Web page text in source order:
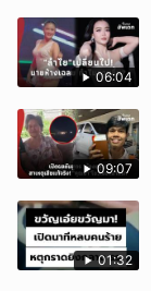
06:04
09:07
01:32